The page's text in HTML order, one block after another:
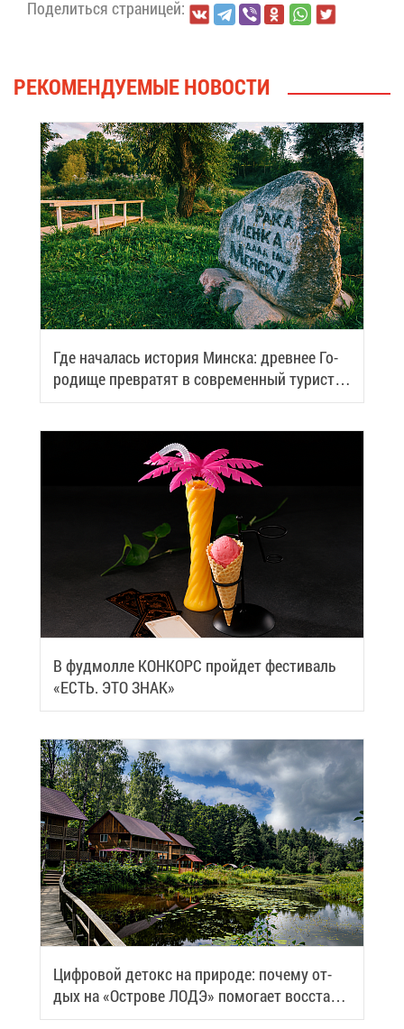
По­де­лить­ся стра­ни­цей:
РЕ­КО­МЕН­ДУ­Е­МЫЕ НО­ВО­СТИ
Где на­ча­лась ис­то­рия Мин­ска: древ­нее Го­
ро­ди­ще пре­вра­тят в со­вре­мен­ный ту­ри­сти­
че­ский центр
В фуд­мол­ле КОН­КОРС прой­дет фе­сти­валь
«ЕСТЬ. ЭТО ЗНАК»
Циф­ро­вой де­токс на при­ро­де: по­че­му от­
дых на «Ост­ро­ве ЛОДЭ» по­мо­га­ет вос­ста­но­
вить си­лы